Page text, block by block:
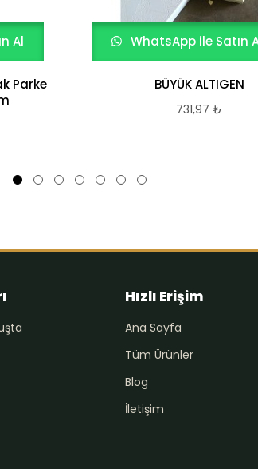
Al
Parke
WhatsApp ile Satın
BÜYÜK ALTIGEN
731,97 ₺
Hızlı Erişim
Ana Sayfa
Tüm Ürünler
Blog
İletişim